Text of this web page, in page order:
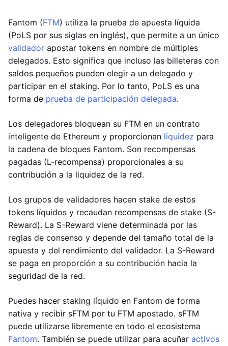
Fantom (FTM) utiliza la prueba de apuesta líquida
(PoLS por sus siglas en inglés), que permite a un único
validador apostar tokens en nombre de múltiples
delegados. Esto significa que incluso las billeteras con
saldos pequeños pueden elegir a un delegado y
participar en el staking. Por lo tanto, PoLS es una
forma de prueba de participación delegada.
Los delegadores bloquean su FTM en un contrato
inteligente de Ethereum y proporcionan liquidez para
la cadena de bloques Fantom. Son recompensas
pagadas (L-recompensa) proporcionales a su
contribución a la liquidez de la red.
Los grupos de validadores hacen stake de estos
tokens líquidos y recaudan recompensas de stake (S-
Reward). La S-Reward viene determinada por las
reglas de consenso y depende del tamaño total de la
apuesta y del rendimiento del validador. La S-Reward
se paga en proporción a su contribución hacia la
seguridad de la red.
Puedes hacer staking líquido en Fantom de forma
nativa y recibir sFTM por tu FTM apostado. sFTM
puede utilizarse libremente en todo el ecosistema
Fantom. También se puede utilizar para acuñar activos